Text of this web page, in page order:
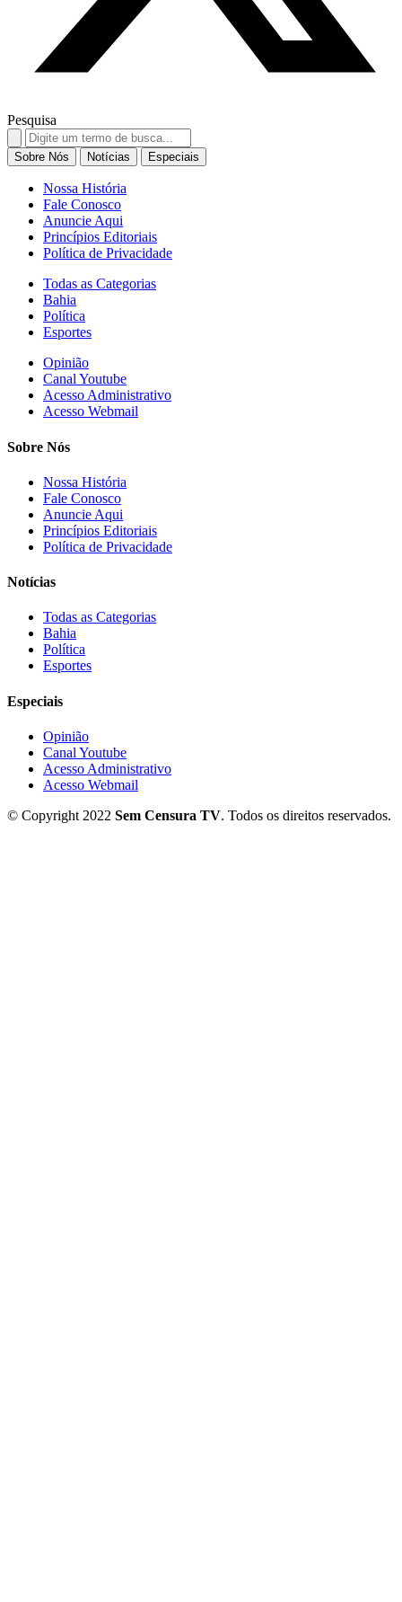
Pesquisa
Search
for:
Sobre Nós Notícias Especiais
Nossa História
Fale Conosco
Anuncie Aqui
Princípios Editoriais
Política de Privacidade
Todas as Categorias
Bahia
Política
Esportes
Opinião
Canal Youtube
Acesso Administrativo
Acesso Webmail
Sobre Nós
Nossa História
Fale Conosco
Anuncie Aqui
Princípios Editoriais
Política de Privacidade
Notícias
Todas as Categorias
Bahia
Política
Esportes
Especiais
Opinião
Canal Youtube
Acesso Administrativo
Acesso Webmail
© Copyright 2022 Sem Censura TV. Todos os direitos reservados.